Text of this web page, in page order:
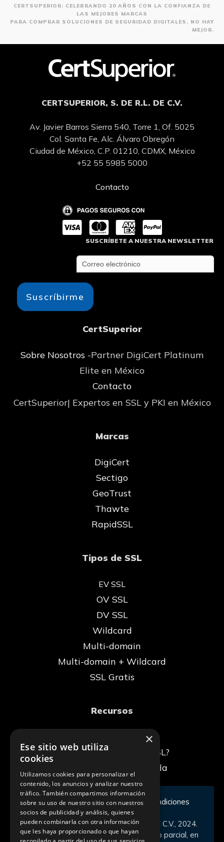
CERTSUPERIOR: CELEBRANDO 20 AÑOS CON LA CONFIANZA DE
LAS MEJORES MARCAS
PARA COMPRAR SOLUCIONES DE SEGURIDAD DIGITALES, NO HAY
MEJOR.
CERTSUPERIOR, S. DE R.L. DE C.V.
Av. Javier Barros Sierra 540, Torre 1, Of. 5025
Col. Santa Fe, Alc. Álvaro Obregón
Ciudad de México, C.P. 01210, CDMX, México
+52 55 5985 5000
Contacto
SUSCRÍBETE A NUESTRA NEWSLETTER
Suscríbirme
CertSuperior
Sobre Nosotros -Partner DigiCert Platinum
Elite en México
Contacto
CertSuperior| Expertos en SSL y PKI en México
Marcas
DigiCert
Sectigo
GeoTrust
Thawte
RapidSSL
Tipos de SSL
EV SSL
OV SSL
DV SSL
Wildcard
Multi-domain
Multi-domain + Wildcard
SSL Gratis
Recursos
¿Qué es un certificado SSL?
La conexión no es privada
Aviso de privacidad|Términos y condiciones
D.R., © CERTSUPERIOR, S. DE R.L. DE C.V., 2024.
Queda prohibida la reproducción total o parcial, en
×
Ese sitio web utiliza
cookies
Utilizamos cookies para personalizar el
contenido, los anuncios y analizar nuestro
tráfico. También compartimos información
sobre su uso de nuestro sitio con nuestros
socios de publicidad y análisis, quienes
pueden combinarla con otra información
que les haya proporcionado o que hayan